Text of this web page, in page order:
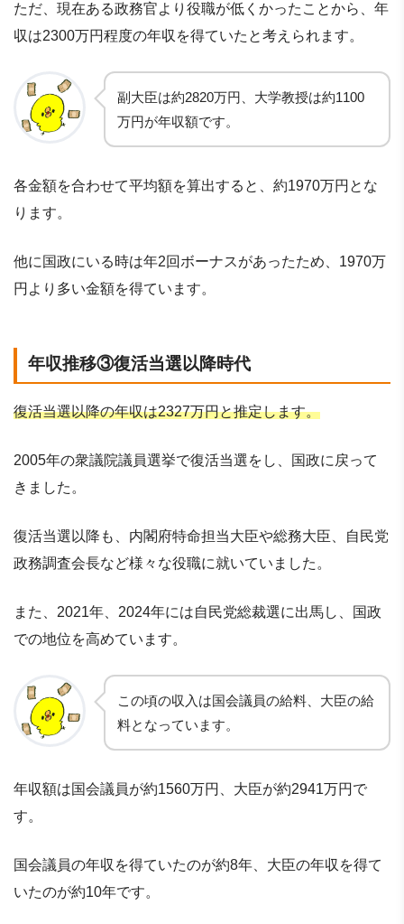
ただ、現在ある政務官より役職が低くかったことから、年
収は2300万円程度の年収を得ていたと考えられます。
副大臣は約2820万円、大学教授は約1100
万円が年収額です。
各金額を合わせて平均額を算出すると、約1970万円とな
ります。
他に国政にいる時は年2回ボーナスがあったため、1970万
円より多い金額を得ています。
年収推移③復活当選以降時代
復活当選以降の年収は2327万円と推定します。
2005年の衆議院議員選挙で復活当選をし、国政に戻って
きました。
復活当選以降も、内閣府特命担当大臣や総務大臣、自民党
政務調査会長など様々な役職に就いていました。
また、2021年、2024年には自民党総裁選に出馬し、国政
での地位を高めています。
この頃の収入は国会議員の給料、大臣の給
料となっています。
年収額は国会議員が約1560万円、大臣が約2941万円で
す。
国会議員の年収を得ていたのが約8年、大臣の年収を得て
いたのが約10年です。